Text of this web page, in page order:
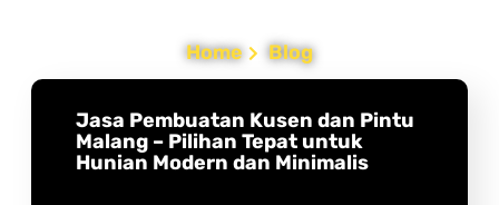
Home Blog
Jasa Pembuatan Kusen dan Pintu
Malang – Pilihan Tepat untuk
Hunian Modern dan Minimalis